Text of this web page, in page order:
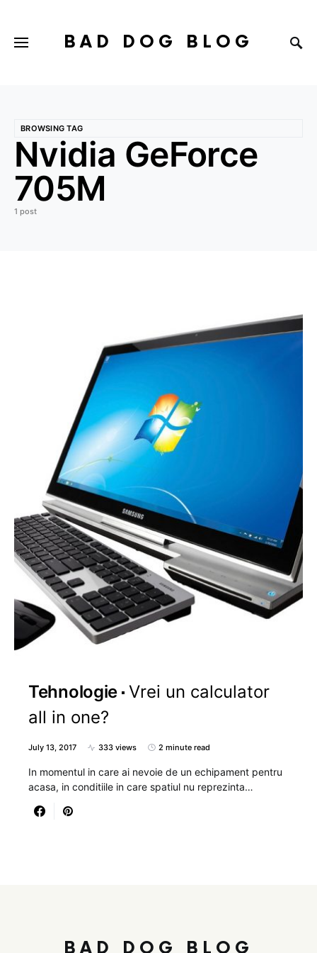
BAD DOG BLOG
BROWSING TAG
Nvidia GeForce
705M
1 post
Tehnologie Vrei un calculator
all in one?
July 13, 2017 333 views 2 minute read
In momentul in care ai nevoie de un echipament pentru
acasa, in conditiile in care spatiul nu reprezinta…
BAD DOG BLOG